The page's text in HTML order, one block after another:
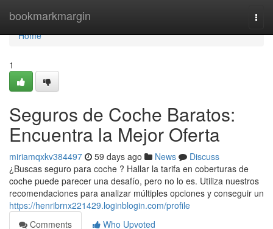
bookmarkmargin
Home
Home
1
Seguros de Coche Baratos:
Encuentra la Mejor Oferta
miriamqxkv384497 59 days ago News
Discuss
¿Buscas seguro para coche ? Hallar la tarifa en coberturas de
coche puede parecer una desafío, pero no lo es. Utiliza nuestros
recomendaciones para analizar múltiples opciones y conseguir un
https://henribrnx221429.loginblogin.com/profile
Comments
Who Upvoted